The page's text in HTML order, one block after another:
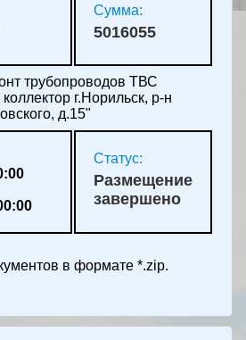
Сумма:
5016055
трубопроводов ТВС
г.Норильск, р-н
д.15"
Статус:
Размещение
завершено
в формате *.zip.